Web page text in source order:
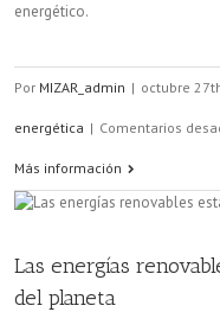
energético.
Por MIZAR_admin | octubre
energética | Comentarios
Más información
Las energías
del planeta